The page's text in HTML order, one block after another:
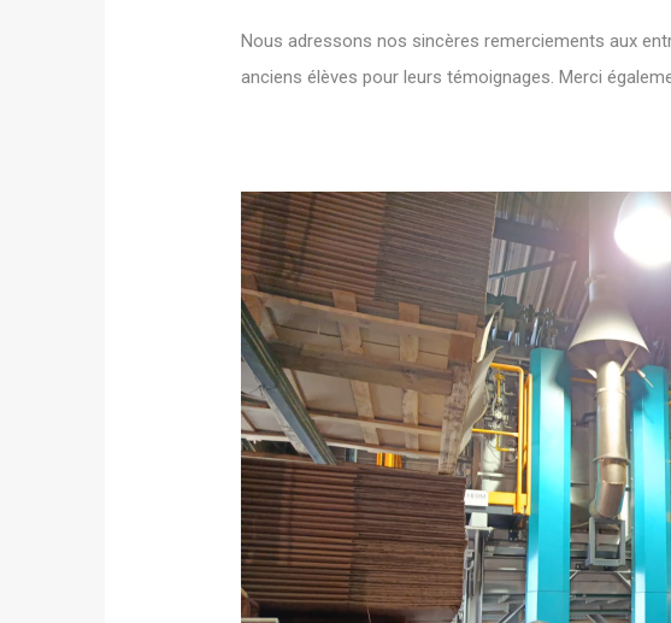
Nous adressons nos sincères remerciements aux
anciens élèves pour leurs témoignages. Merci